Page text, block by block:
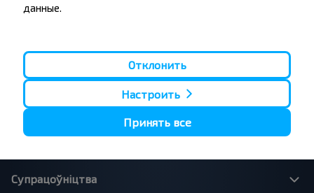
Вильнюс - Мінск
Мінск - Вильнюс
Мінск - Москва
Пра нас
Супрацоўніцтва
данные.
Отклонить
Настроить
Принять все